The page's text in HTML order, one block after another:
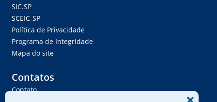
SIC.SP
SCEIC-SP
Política de Privacidade
Programa de Integridade
Mapa do site
Contatos
Contato